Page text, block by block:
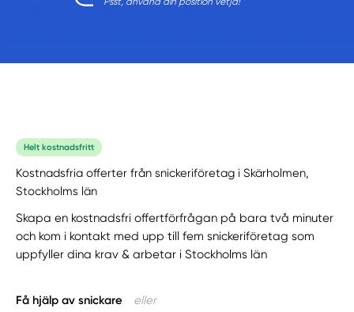
Helt kostnadsfritt
Kostnadsfria offerter från snickeriföretag i Skärholmen,
Stockholms län
Skapa en kostnadsfri offertförfrågan på bara två minuter
och kom i kontakt med upp till fem snickeriföretag som
uppfyller dina krav & arbetar i Stockholms län
Få hjälp av snickare eller